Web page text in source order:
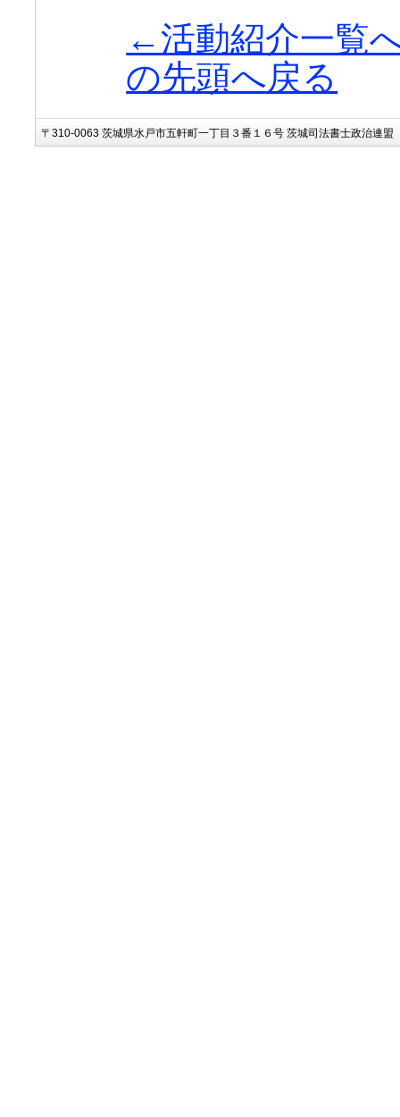
←活動紹介一覧
の先頭へ戻る
〒310-0063 茨城県水戸市五軒町一丁目３番１６号 茨城司法書士政治連盟